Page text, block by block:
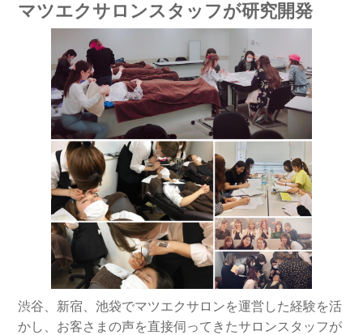
マツエクサロンスタッフが研究開発
渋谷、新宿、池袋でマツエクサロンを運営した経験を活
かし、お客さまの声を直接伺ってきたサロンスタッフが